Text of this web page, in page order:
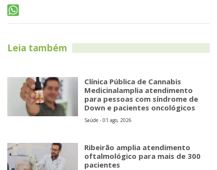
Leia também
Clínica Pública de Cannabis
Medicinalamplia atendimento
para pessoas com síndrome de
Down e pacientes oncológicos
Saúde - 01 ago, 2026
Ribeirão amplia atendimento
oftalmológico para mais de 300
pacientes